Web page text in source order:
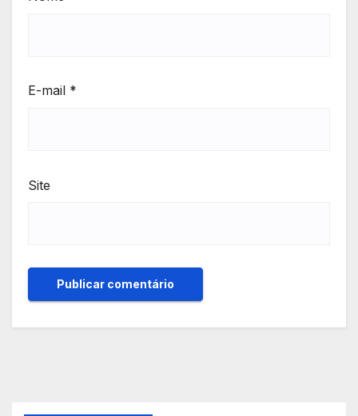
E-mail *
Site